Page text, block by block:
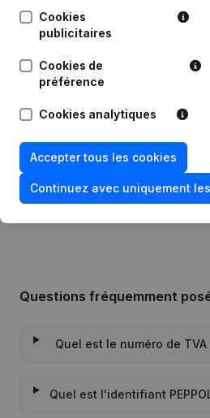
Date Publication
01-09-2022
Statuts
Autres
05-06-2018
Rubrique
Personne
Questions fréquemment
Quel est le numéro de
Quel est l'identifiant
Cookies
publicitaires
Cookies de
préférence
Cookies analytiques
Accepter tous les cookies
Continuez avec uniquement